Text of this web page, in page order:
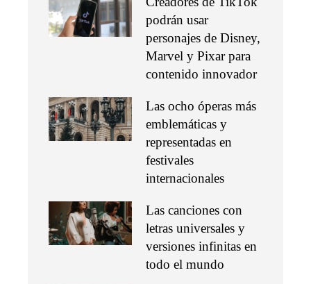
podrán usar
personajes de Disney,
Marvel y Pixar para
contenido innovador
Las ocho óperas más
emblemáticas y
representadas en
festivales
internacionales
Las canciones con
letras universales y
versiones infinitas en
todo el mundo